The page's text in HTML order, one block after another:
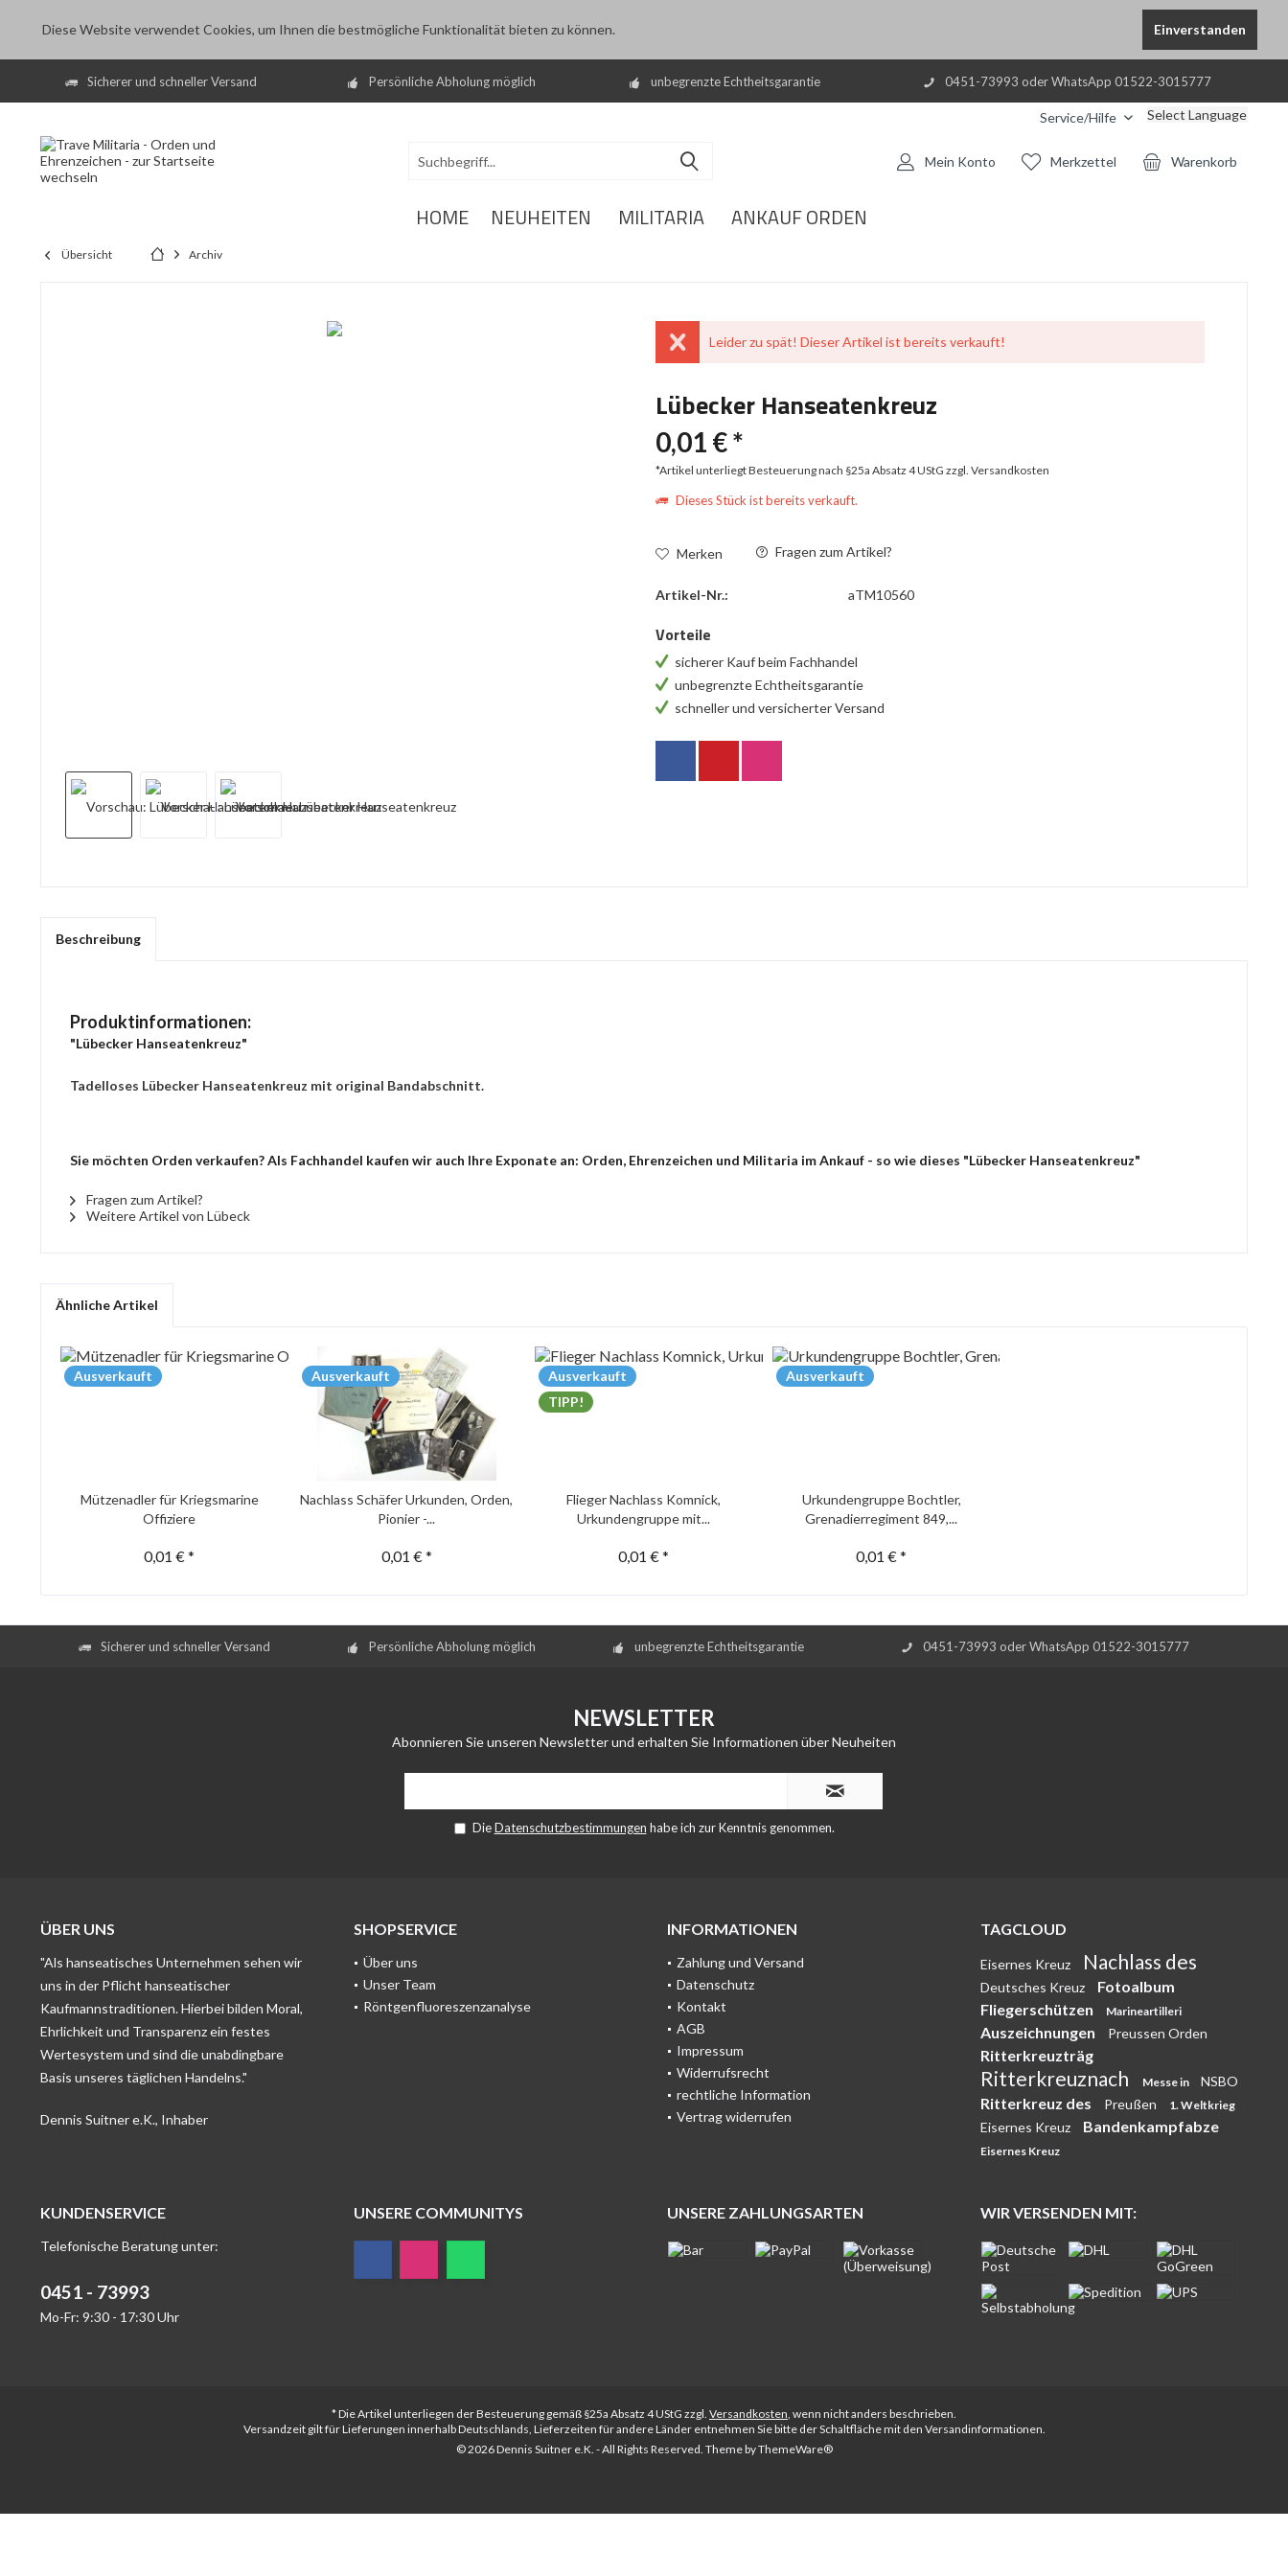
Diese Website verwendet Cookies, um Ihnen die bestmögliche Funktionalität bieten zu können. Einverstanden
Sicherer und schneller Versand Persönliche Abholung möglich unbegrenzte Echtheitsgarantie 0451-73993 oder WhatsApp 01522-3015777
Service/Hilfe Select Language
Warenkorb
Merkzettel
Mein Konto
HOME NEUHEITEN MILITARIA ANKAUF ORDEN
Übersicht Archiv
Leider zu spät! Dieser Artikel ist bereits verkauft!
Lübecker Hanseatenkreuz
0,01 € *
*Artikel unterliegt Besteuerung nach §25a Absatz 4 UStGzzgl. Versandkosten
Dieses Stück ist bereits verkauft.
Merken Fragen zum Artikel?
Artikel-Nr.: aTM10560
Vorteile
sicherer Kauf beim Fachhandel
unbegrenzte Echtheitsgarantie
schneller und versicherter Versand
Beschreibung
Produktinformationen:
"Lübecker Hanseatenkreuz"
Tadelloses Lübecker Hanseatenkreuz mit original Bandabschnitt.
Sie möchten Orden verkaufen? Als Fachhandel kaufen wir auch Ihre Exponate an: Orden, Ehrenzeichen und Militaria im Ankauf - so wie dieses "Lübecker Hanseatenkreuz"
Fragen zum Artikel?
Weitere Artikel von Lübeck
Ähnliche Artikel
Ausverkauft
Mützenadler für Kriegsmarine
Offiziere
0,01 € *
Ausverkauft
Nachlass Schäfer Urkunden, Orden,
Pionier -...
0,01 € *
Ausverkauft
TIPP!
Flieger Nachlass Komnick,
Urkundengruppe mit...
0,01 € *
Ausverkauft
Urkundengruppe Bochtler,
Grenadierregiment 849,...
0,01 € *
Sicherer und schneller Versand Persönliche Abholung möglich unbegrenzte Echtheitsgarantie 0451-73993 oder WhatsApp 01522-3015777
NEWSLETTER
Abonnieren Sie unseren Newsletter und erhalten Sie Informationen über Neuheiten
DieDatenschutzbestimmungen habe ich zur Kenntnis genommen.
ÜBER UNS
"Als hanseatisches Unternehmen sehen wir
uns in der Pflicht hanseatischer
Kaufmannstraditionen. Hierbei bilden Moral,
Ehrlichkeit und Transparenz ein festes
Wertesystem und sind die unabdingbare
Basis unseres täglichen Handelns."
Dennis Suitner e.K., Inhaber
SHOPSERVICE
Über uns
Unser Team
Röntgenfluoreszenzanalyse
INFORMATIONEN
Zahlung und Versand
Datenschutz
Kontakt
AGB
Impressum
Widerrufsrecht
rechtliche Information
Vertrag widerrufen
TAGCLOUD
Eisernes Kreuz Nachlass des
Deutsches Kreuz
Fotoalbum
Fliegerschützen
Marineartilleri
Auszeichnungen Preussen Orden
Ritterkreuzträg
Ritterkreuznach Messe in NSBO
Ritterkreuz des Preußen 1. Weltkrieg
Eisernes Kreuz Bandenkampfabze
Eisernes Kreuz
KUNDENSERVICE
Telefonische Beratung unter:
0451 - 73993
Mo-Fr: 9:30 - 17:30 Uhr
UNSERE COMMUNITYS UNSERE ZAHLUNGSARTEN WIR VERSENDEN MIT:
* Die Artikel unterliegen der Besteuerung gemäß §25a Absatz 4 UStG zzgl. Versandkosten, wenn nicht anders beschrieben.
Versandzeit gilt für Lieferungen innerhalb Deutschlands, Lieferzeiten für andere Länder entnehmen Sie bitte der Schaltfläche mit den Versandinformationen.
© 2026 Dennis Suitner e.K. - All Rights Reserved. Theme byThemeWare®